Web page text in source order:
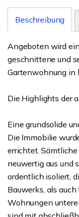
Beschreibung
Angeboten wird
geschnittene und
Gartenwohnung in
Die Highlights der
Eine grundsolide
Die Immobilie
errichtet.
neuwertig aus und
ordentlich isoliert,
Bauwerks, als
Wohnungen